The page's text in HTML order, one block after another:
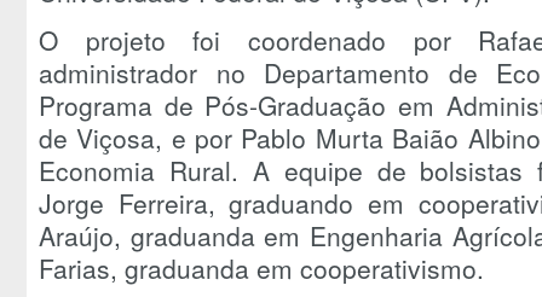
O projeto foi coordenado por
administrador no Departamento de
Programa de Pós-Graduação em
de Viçosa, e por Pablo Murta Baião
Economia Rural. A equipe de
Jorge Ferreira, graduando em
Araújo, graduanda em Engenharia
Farias, graduanda em cooperativismo.